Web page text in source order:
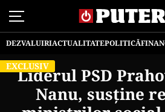
DEZVALUIRIACTUALITATEPOLITICĂ
EXCLUSIV
Liderul PSD
Nanu, susține